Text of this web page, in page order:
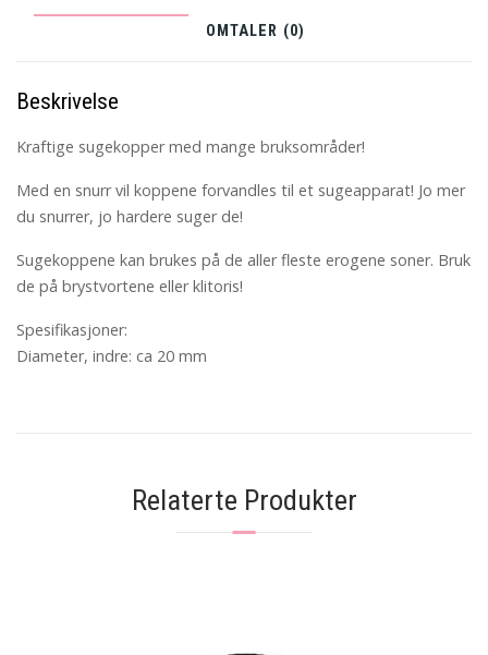
OMTALER (0)
Beskrivelse
Kraftige sugekopper med mange bruksområder!
Med en snurr vil koppene forvandles til et sugeapparat! Jo mer
du snurrer, jo hardere suger de!
Sugekoppene kan brukes på de aller fleste erogene soner. Bruk
de på brystvortene eller klitoris!
Spesifikasjoner:
Diameter, indre: ca 20 mm
Relaterte Produkter